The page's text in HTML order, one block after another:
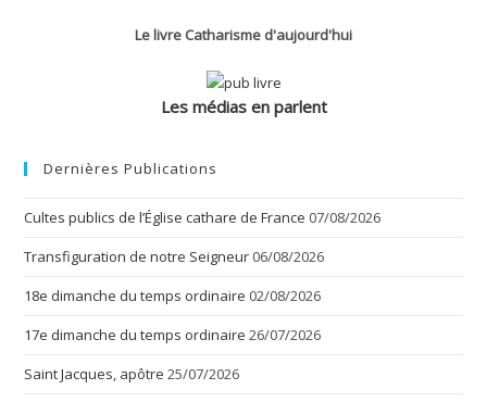
Le livre Catharisme d'aujourd'hui
Les médias en parlent
Dernières Publications
Cultes publics de l’Église cathare de France 07/08/2026
Transfiguration de notre Seigneur 06/08/2026
18e dimanche du temps ordinaire 02/08/2026
17e dimanche du temps ordinaire 26/07/2026
Saint Jacques, apôtre 25/07/2026